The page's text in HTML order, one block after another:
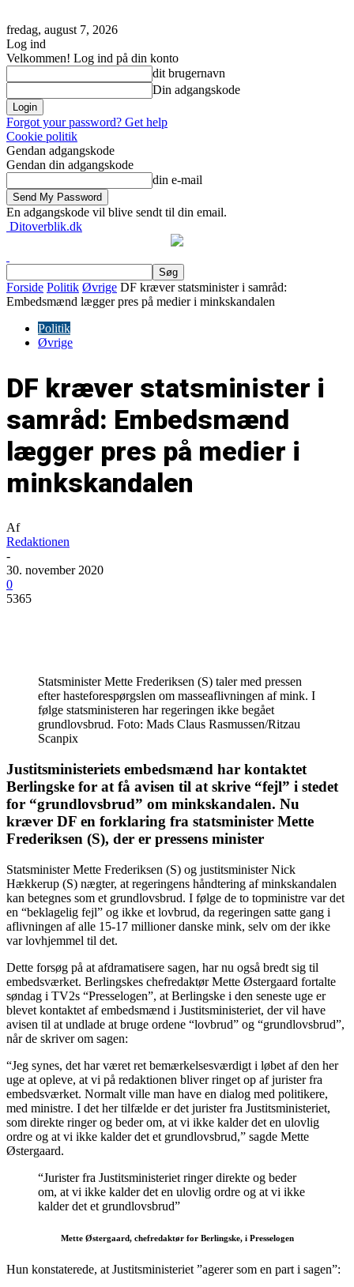
fredag, august 7, 2026
Log ind
Velkommen! Log ind på din konto
dit brugernavn
Din adgangskode
Forgot your password? Get help
Cookie politik
Gendan adgangskode
Gendan din adgangskode
din e-mail
En adgangskode vil blive sendt til din email.
Ditoverblik.dk
Forside Politik Øvrige DF kræver statsminister i samråd:
Embedsmænd lægger pres på medier i minkskandalen
Politik
Øvrige
DF kræver statsminister i
samråd: Embedsmænd
lægger pres på medier i
minkskandalen
Af
Redaktionen
-
30. november 2020
0
5365
Statsminister Mette Frederiksen (S) taler med pressen
efter hasteforespørgslen om masseaflivningen af mink. I
følge statsministeren har regeringen ikke begået
grundlovsbrud. Foto: Mads Claus Rasmussen/Ritzau
Scanpix
Justitsministeriets embedsmænd har kontaktet
Berlingske for at få avisen til at skrive “fejl” i stedet
for “grundlovsbrud” om minkskandalen. Nu
kræver DF en forklaring fra statsminister Mette
Frederiksen (S), der er pressens minister
Statsminister Mette Frederiksen (S) og justitsminister Nick
Hækkerup (S) nægter, at regeringens håndtering af minkskandalen
kan betegnes som et grundlovsbrud. I følge de to topministre var det
en “beklagelig fejl” og ikke et lovbrud, da regeringen satte gang i
aflivningen af alle 15-17 millioner danske mink, selv om der ikke
var lovhjemmel til det.
Dette forsøg på at afdramatisere sagen, har nu også bredt sig til
embedsværket. Berlingskes chefredaktør Mette Østergaard fortalte
søndag i TV2s “Presselogen”, at Berlingske i den seneste uge er
blevet kontaktet af embedsmænd i Justitsministeriet, der vil have
avisen til at undlade at bruge ordene “lovbrud” og “grundlovsbrud”,
når de skriver om sagen:
“Jeg synes, det har været ret bemærkelsesværdigt i løbet af den her
uge at opleve, at vi på redaktionen bliver ringet op af jurister fra
embedsværket. Normalt ville man have en dialog med politikere,
med ministre. I det her tilfælde er det jurister fra Justitsministeriet,
som direkte ringer og beder om, at vi ikke kalder det en ulovlig
ordre og at vi ikke kalder det et grundlovsbrud,” sagde Mette
Østergaard.
“Jurister fra Justitsministeriet ringer direkte og beder
om, at vi ikke kalder det en ulovlig ordre og at vi ikke
kalder det et grundlovsbrud”
Mette Østergaard, chefredaktør for Berlingske, i Presselogen
Hun konstaterede, at Justitsministeriet ”agerer som en part i sagen”: